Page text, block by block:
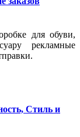
для обуви,
рекламные
Стиль и